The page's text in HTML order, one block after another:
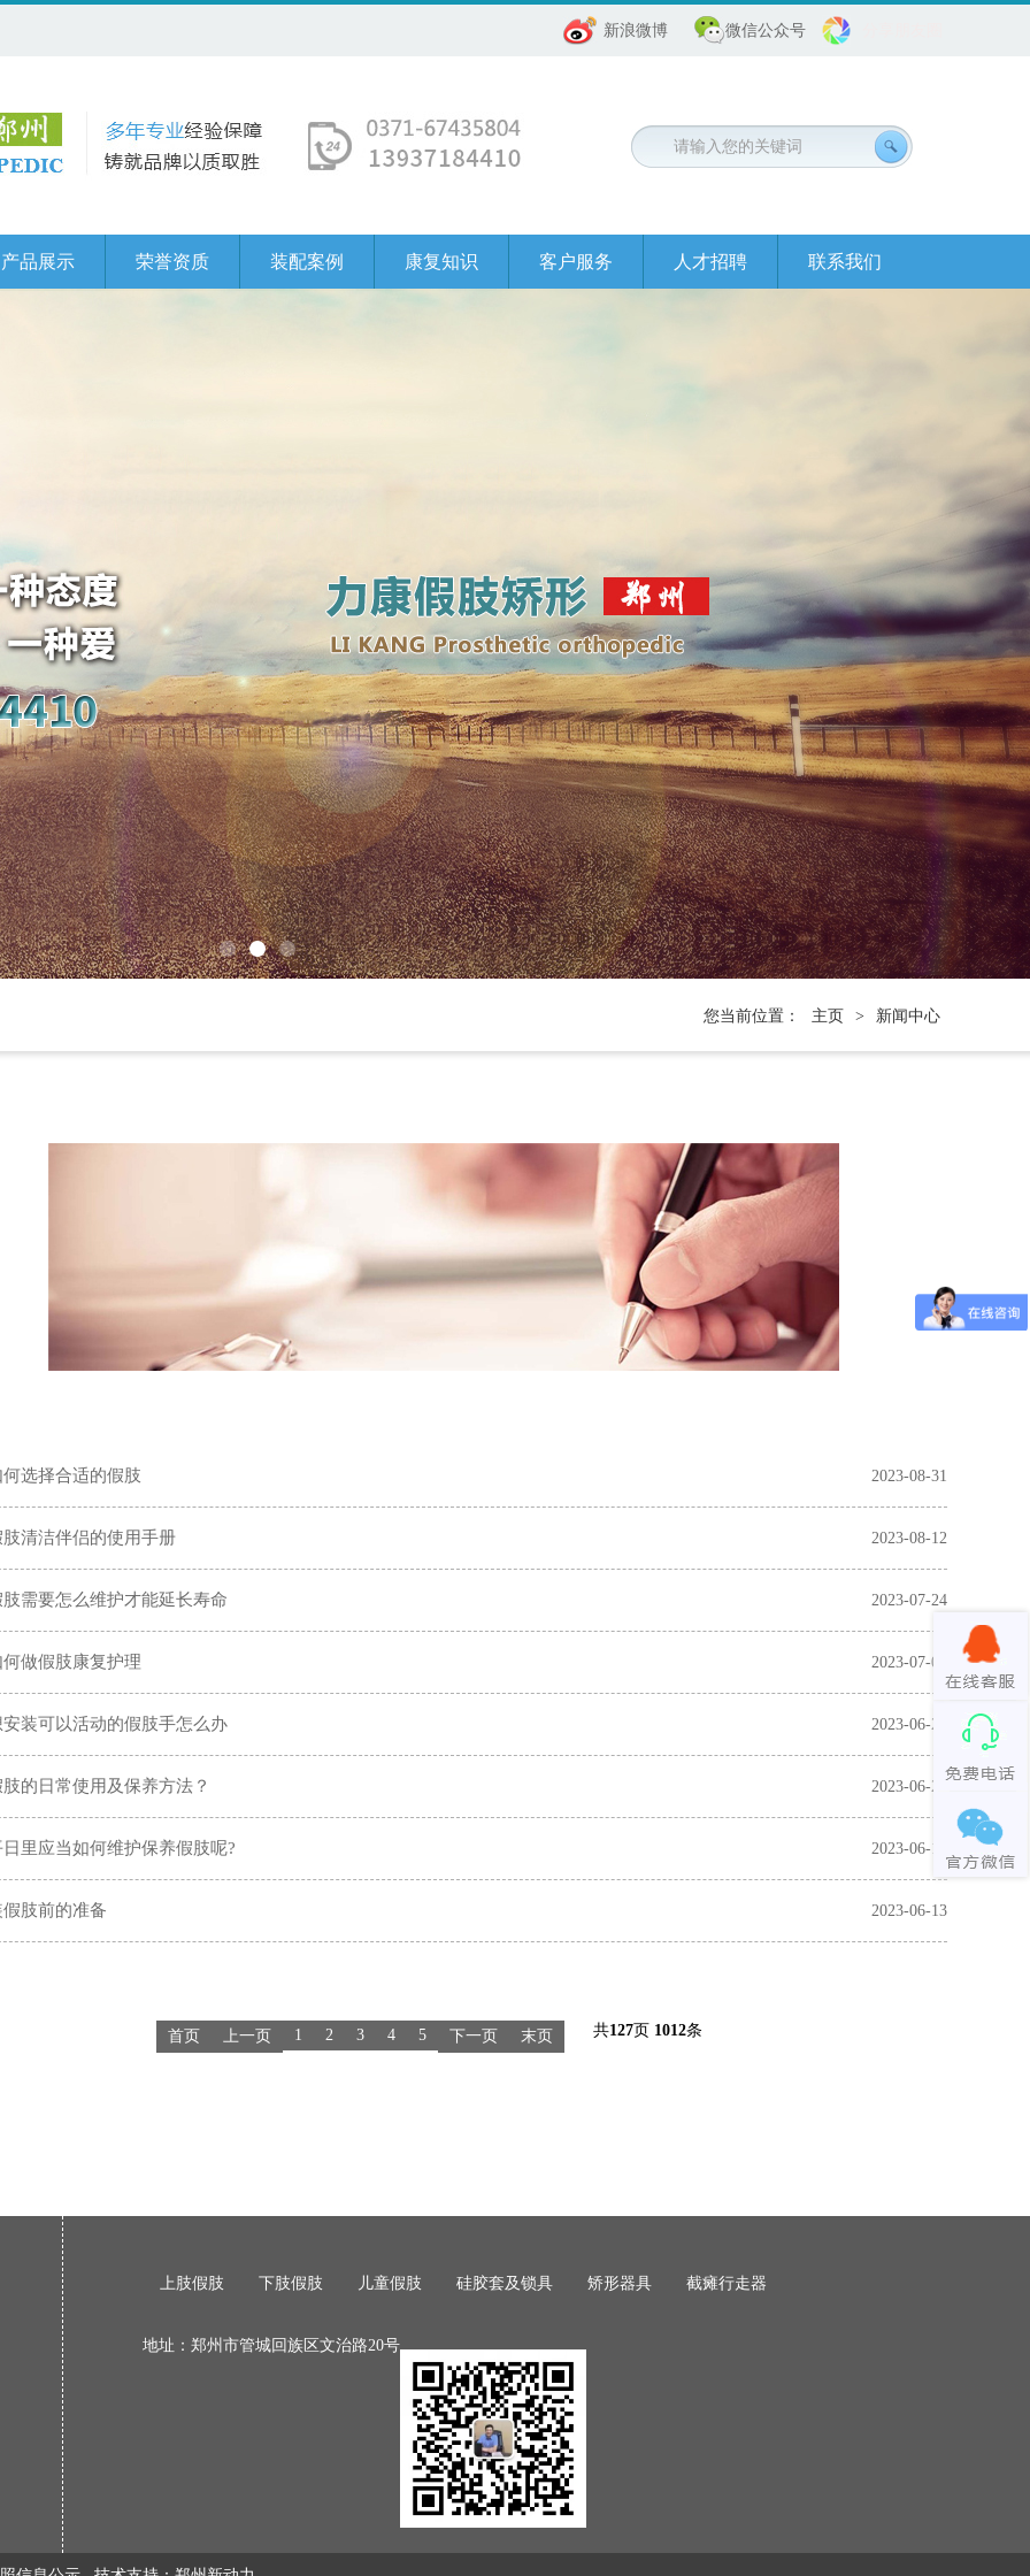
新浪微博 微信公众号
产品展示 荣誉资质 装配案例 康复知识 客户服务 人才招聘 联系我们
您当前位置： 主页 > 新闻中心
何选择合适的假肢 2023-08-31
肢清洁伴侣的使用手册 2023-08-12
肢需要怎么维护才能延长寿命 2023-07-24
何做假肢康复护理 2023-07-03
安装可以活动的假肢手怎么办 2023-06-29
肢的日常使用及保养方法？ 2023-06-25
日里应当如何维护保养假肢呢? 2023-06-17
假肢前的准备 2023-06-13
首页 上一页 1 2 3 4 5 下一页 末页 共127页 1012条
上肢假肢 下肢假肢 儿童假肢 硅胶套及锁具 矫形器具 截瘫行走器
地址：郑州市管城回族区文治路20号